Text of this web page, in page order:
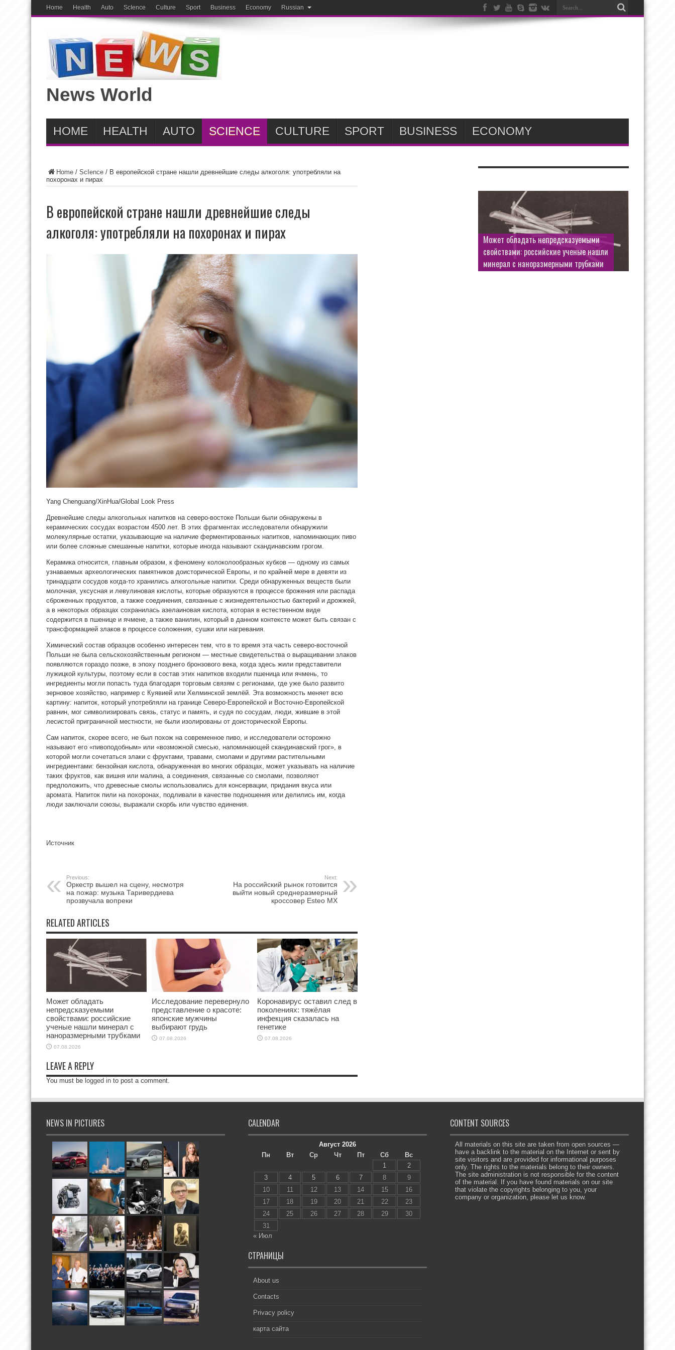
Home Health Auto ScIence Culture Sport Business Economy Russian
News World
HOME HEALTH AUTO SCIENCE CULTURE SPORT BUSINESS ECONOMY
Home / ScIence / В европейской стране нашли древнейшие следы алкоголя: употребляли на
похоронах и пирах
В европейской стране нашли древнейшие следы
алкоголя: употребляли на похоронах и пирах
Yang Chenguang/XinHua/Global Look Press
Древнейшие следы алкогольных напитков на северо-востоке Польши были обнаружены в
керамических сосудах возрастом 4500 лет. В этих фрагментах исследователи обнаружили
молекулярные остатки, указывающие на наличие ферментированных напитков, напоминающих пиво
или более сложные смешанные напитки, которые иногда называют скандинавским грогом.
Керамика относится, главным образом, к феномену колоколообразных кубков — одному из самых
узнаваемых археологических памятников доисторической Европы, и по крайней мере в девяти из
тринадцати сосудов когда-то хранились алкогольные напитки. Среди обнаруженных веществ были
молочная, уксусная и левулиновая кислоты, которые образуются в процессе брожения или распада
сброженных продуктов, а также соединения, связанные с жизнедеятельностью бактерий и дрожжей,
а в некоторых образцах сохранилась азелаиновая кислота, которая в естественном виде
содержится в пшенице и ячмене, а также ванилин, который в данном контексте может быть связан с
трансформацией злаков в процессе соложения, сушки или нагревания.
Химический состав образцов особенно интересен тем, что в то время эта часть северо-восточной
Польши не была сельскохозяйственным регионом — местные свидетельства о выращивании злаков
появляются гораздо позже, в эпоху позднего бронзового века, когда здесь жили представители
лужицкой культуры, поэтому если в состав этих напитков входили пшеница или ячмень, то
ингредиенты могли попасть туда благодаря торговым связям с регионами, где уже было развито
зерновое хозяйство, например с Куявией или Хелминской землёй. Эта возможность меняет всю
картину: напиток, который употребляли на границе Северо-Европейской и Восточно-Европейской
равнин, мог символизировать связь, статус и память, и судя по сосудам, люди, жившие в этой
лесистой приграничной местности, не были изолированы от доисторической Европы.
Сам напиток, скорее всего, не был похож на современное пиво, и исследователи осторожно
называют его «пивоподобным» или «возможной смесью, напоминающей скандинавский грог», в
которой могли сочетаться злаки с фруктами, травами, смолами и другими растительными
ингредиентами: бензойная кислота, обнаруженная во многих образцах, может указывать на наличие
таких фруктов, как вишня или малина, а соединения, связанные со смолами, позволяют
предположить, что древесные смолы использовались для консервации, придания вкуса или
аромата. Напиток пили на похоронах, подливали в качестве подношения или делились им, когда
люди заключали союзы, выражали скорбь или чувство единения.
Источник
Previous:
Оркестр вышел на сцену, несмотря
на пожар: музыка Таривердиева
прозвучала вопреки
Next:
На российский рынок готовится
выйти новый среднеразмерный
кроссовер Esteo MX
RELATED ARTICLES
Может обладать
непредсказуемыми
свойствами: российские
ученые нашли минерал с
наноразмерными трубками
07.08.2026
Исследование перевернуло
представление о красоте:
японские мужчины
выбирают грудь
07.08.2026
Коронавирус оставил след в
поколениях: тяжёлая
инфекция сказалась на
генетике
07.08.2026
LEAVE A REPLY
You must be logged in to post a comment.
Может обладать непредсказуемыми
свойствами: российские ученые нашли
минерал с наноразмерными трубками
NEWS IN PICTURES CALENDAR
Август 2026
Пн
Вт Ср Чт Пт Сб
Вс
1
2
3
4 5 6 7 8
9
10
11 12 13 14 15
16
17
18 19 20 21 22
23
24
25 26 27 28 29
30
31
« Июл
СТРАНИЦЫ
About us
Contacts
Privacy policy
карта сайта
CONTENT SOURCES
All materials on this site are taken from open sources —
have a backlink to the material on the Internet or sent by
site visitors and are provided for informational purposes
only. The rights to the materials belong to their owners.
The site administration is not responsible for the content
of the material. If you have found materials on our site
that violate the copyrights belonging to you, your
company or organization, please let us know.